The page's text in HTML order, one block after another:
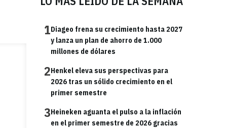
1Diageo frena su crecimiento hasta 2027
y lanza un plan de ahorro de 1.000
millones de dólares
2Henkel eleva sus perspectivas para
2026 tras un sólido crecimiento en el
primer semestre
3Heineken aguanta el pulso a la inflación
en el primer semestre de 2026 gracias